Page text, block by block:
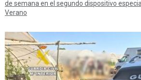
de semana en el segundo dispositivo
Verano